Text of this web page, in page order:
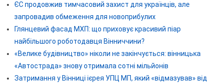
ЄС продовжив тимчасовий захист для українців, але
запровадив обмеження для новоприбулих
Глянцевий фасад МХП: що приховує красивий піар
найбільшого роботодавця Вінниччини?
«Велике будівництво» ніколи не закінчується: вінницька
«Автострада» знову отримала сотні мільйонів
Затримання у Вінниці ієрея УПЦ МП, який «відмазував» від